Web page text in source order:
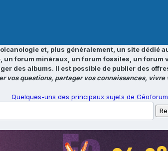
et, plus généralement, un site dédié
forum minéraux, un forum fossiles, un forum
des albums. Il est possible de publier des
vos questions, partager vos connaissances, vivre
Quelques-uns des principaux sujets de Géoforum